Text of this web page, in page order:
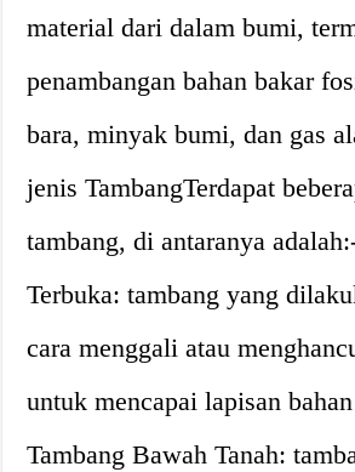
material dari dalam bumi,
penambangan bahan bakar
bara, minyak bumi, dan gas
jenis TambangTerdapat
tambang, di antaranya
Terbuka: tambang yang
cara menggali atau
untuk mencapai lapisan
Tambang Bawah Tanah: